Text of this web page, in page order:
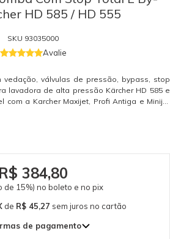
HD 585 / HD 555
SKU 93035000
Avalie
válvulas de pressão, bypass, stop
lavadora de alta pressão Kärcher HD 585 e
com a Karcher Maxijet, Profi Antiga e Minijet
Kärcher. Somente peças originais
de Água - 63653410 03 Retentores de
01 Stop Total - 93020430 01 Válvula By-
50g - 93022670 01 Válula de Retenção
de Entrada - 57310040 01 O-ring do
Tampa de Sucção - 63628230 * Imagem da
- Garantia: 3 meses.
R$ 384,80
de 15%) no boleto e no pix
de R$ 45,27 sem juros no cartão
de pagamento